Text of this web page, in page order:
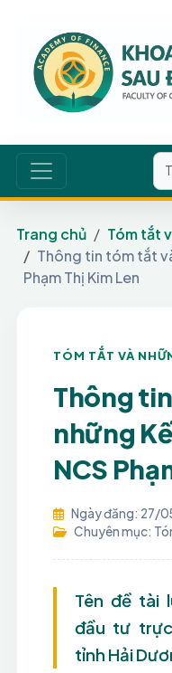
Trang chủ
Tóm tắt
Thông tin tóm tắt
Phạm Thị Kim Len
TÓM TẮT VÀ
Thông
những
NCS
Ngày đăng: 27/
Chuyên mục:
Tên đề tài
đầu tư
tỉnh Hải